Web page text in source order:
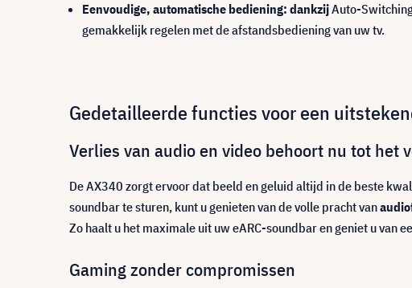
Eenvoudige, automatische bediening: dankzijAuto-
gemakkelijk regelen met de afstandsbediening van uw tv.
Gedetailleerde functies voor een
Verlies van audio en video behoort nu tot het
De AX340 zorgt ervoor dat beeld en geluid altijd in de beste
soundbar te sturen, kunt u genieten van de volle pracht van
Zo haalt u het maximale uit uw eARC-soundbar en geniet u
Gaming zonder compromissen